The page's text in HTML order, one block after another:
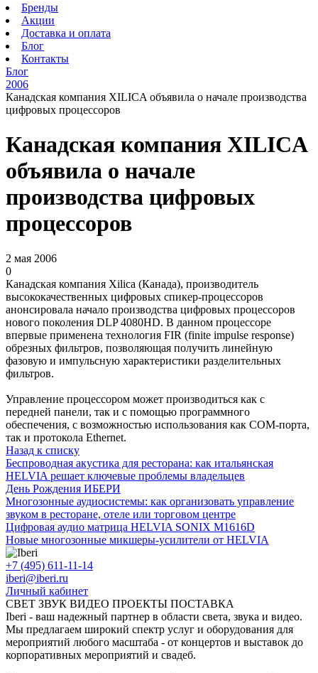
Бренды
Акции
Доставка и оплата
Блог
Контакты
Блог
2006
Канадская компания XILICA объявила о начале производства
цифровых процессоров
Канадская компания XILICA
объявила о начале
производства цифровых
процессоров
2 мая 2006
0
Канадская компания Xilica (Канада), производитель
высококачественных цифровых спикер-процессоров
анонсировала начало производства цифровых процессоров
нового поколения DLP 4080HD. В данном процессоре
впервые применена технология FIR (finite impulse response)
обрезных фильтров, позволяющая получить линейную
фазовую и импульсную характеристики разделительных
фильтров.
Управление процессором может производиться как с
передней панели, так и с помощью программного
обеспечения, с возможностью использования как COM-порта,
так и протокола Ethernet.
Назад к списку
Беспроводная акустика для ресторана: как итальянская
HELVIA решает ключевые проблемы владельцев
День Рождения ИБЕРИ
Многозонные аудиосистемы: как организовать управление
звуком в ресторане, отеле или торговом центре
Цифровая аудио матрица HELVIA SONIX M1616D
Новые многозонные микшеры-усилители от HELVIA
+7 (495) 611-11-14
iberi@iberi.ru
Личный кабинет
СВЕТ ЗВУК ВИДЕО ПРОЕКТЫ ПОСТАВКА
Iberi - ваш надежный партнер в области света, звука и видео.
Мы предлагаем широкий спектр услуг и оборудования для
мероприятий любого масштаба - от концертов и выставок до
корпоративных мероприятий и свадеб.